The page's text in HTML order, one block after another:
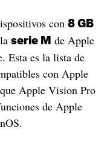
con 8 GB
serie M de Apple
Esta es la lista de
con Apple
Apple Vision Pro
de Apple